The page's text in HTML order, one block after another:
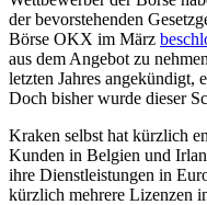
der bevorstehenden
Börse OKX im März
aus dem Angebot zu
letzten Jahres angekündigt,
Doch bisher wurde dieser
Kraken selbst hat kürzlich
Kunden in Belgien und
ihre Dienstleistungen in
kürzlich mehrere Lizenzen